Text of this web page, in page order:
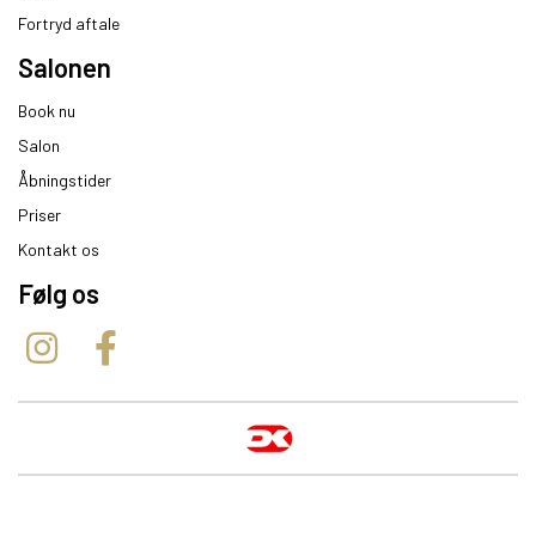
Fortryd aftale
Salonen
Book nu
Salon
Åbningstider
Priser
Kontakt os
Følg os